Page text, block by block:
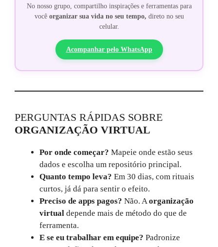
No nosso grupo, compartilho inspirações e ferramentas para
você organizar sua vida no seu tempo, direto no seu
celular.
Acompanhar pelo WhatsApp
PERGUNTAS RÁPIDAS SOBRE
ORGANIZAÇÃO VIRTUAL
Por onde começar? Mapeie onde estão seus
dados e escolha um repositório principal.
Quanto tempo leva? Em 30 dias, com rituais
curtos, já dá para sentir o efeito.
Preciso de apps pagos? Não. Aorganização
virtual depende mais de método do que de
ferramenta.
E se eu trabalhar em equipe? Padronize